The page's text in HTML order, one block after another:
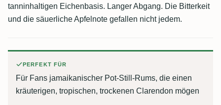
tanninhaltigen Eichenbasis. Langer Abgang. Die Bitterkeit
und die säuerliche Apfelnote gefallen nicht jedem.
PERFEKT FÜR
Für Fans jamaikanischer Pot-Still-Rums, die einen
kräuterigen, tropischen, trockenen Clarendon mögen